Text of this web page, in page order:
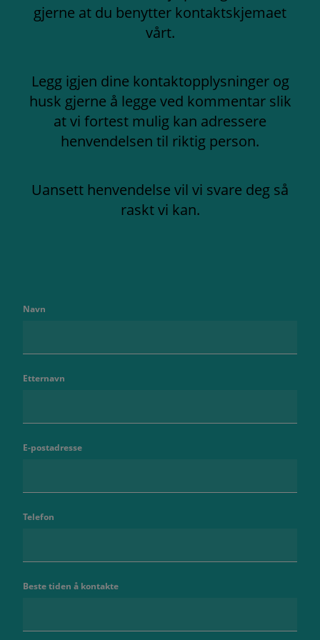
gjerne at du benytter kontaktskjemaet
vårt.
Legg igjen dine kontaktopplysninger og
husk gjerne å legge ved kommentar slik
at vi fortest mulig kan adressere
henvendelsen til riktig person.
Uansett henvendelse vil vi svare deg så
raskt vi kan.
Navn
Etternavn
E-postadresse
Telefon
Beste tiden å kontakte